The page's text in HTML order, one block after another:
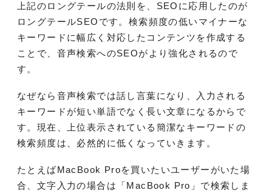
上記のロングテールの法則を、SEOに応用したのが
ロングテールSEOです。検索頻度の低いマイナーな
キーワードに幅広く対応したコンテンツを作成する
ことで、音声検索へのSEOがより強化されるので
す。
なぜなら音声検索では話し言葉になり、入力される
キーワードが短い単語でなく長い文章になるからで
す。現在、上位表示されている簡潔なキーワードの
検索頻度は、必然的に低くなっていきます。
たとえばMacBook Proを買いたいユーザーがいた場
合、文字入力の場合は「MacBook Pro」で検索しま